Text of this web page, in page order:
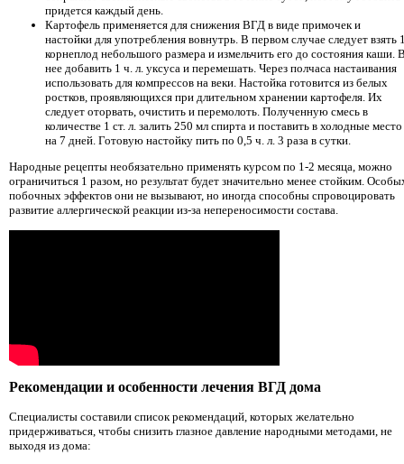
придется каждый день.
Картофель применяется для снижения ВГД в виде примочек и
настойки для употребления вовнутрь. В первом случае следует взять
корнеплод небольшого размера и измельчить его до состояния каши.
нее добавить 1 ч. л. уксуса и перемешать. Через полчаса настаивания
использовать для компрессов на веки. Настойка готовится из белых
ростков, проявляющихся при длительном хранении картофеля. Их
следует оторвать, очистить и перемолоть. Полученную смесь в
количестве 1 ст. л. залить 250 мл спирта и поставить в холодные место
на 7 дней. Готовую настойку пить по 0,5 ч. л. 3 раза в сутки.
Народные рецепты необязательно применять курсом по 1-2 месяца, можно
ограничиться 1 разом, но результат будет значительно менее стойким.
побочных эффектов они не вызывают, но иногда способны спровоцировать
развитие аллергической реакции из-за непереносимости состава.
Рекомендации и особенности лечения ВГД дома
Специалисты составили список рекомендаций, которых желательно
придерживаться, чтобы снизить глазное давление народными методами, не
выходя из дома: